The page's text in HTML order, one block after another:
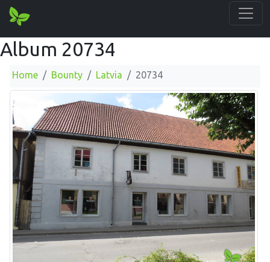
Album 20734
Home Bounty Latvia 20734